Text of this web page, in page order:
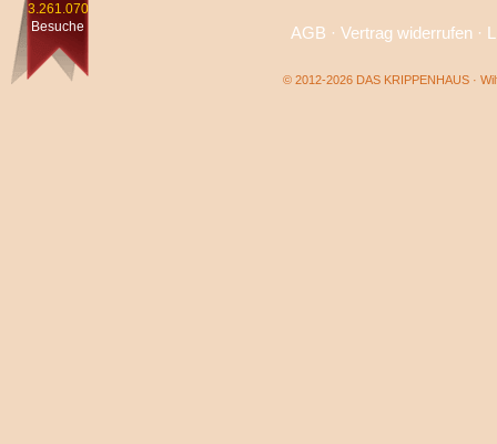
3.261.070
Besuche
AGB · Vertrag widerrufen·
© 2012-2026 DAS KRIPPENHAUS ·